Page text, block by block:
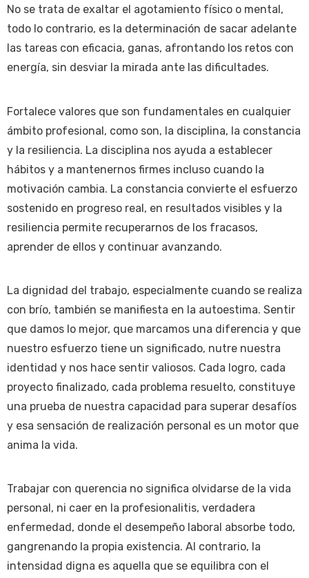
No se trata de exaltar el agotamiento físico o mental,
todo lo contrario, es la determinación de sacar adelante
las tareas con eficacia, ganas, afrontando los retos con
energía, sin desviar la mirada ante las dificultades.
Fortalece valores que son fundamentales en cualquier
ámbito profesional, como son, la disciplina, la constancia
y la resiliencia. La disciplina nos ayuda a establecer
hábitos y a mantenernos firmes incluso cuando la
motivación cambia. La constancia convierte el esfuerzo
sostenido en progreso real, en resultados visibles y la
resiliencia permite recuperarnos de los fracasos,
aprender de ellos y continuar avanzando.
La dignidad del trabajo, especialmente cuando se realiza
con brío, también se manifiesta en la autoestima. Sentir
que damos lo mejor, que marcamos una diferencia y que
nuestro esfuerzo tiene un significado, nutre nuestra
identidad y nos hace sentir valiosos. Cada logro, cada
proyecto finalizado, cada problema resuelto, constituye
una prueba de nuestra capacidad para superar desafíos
y esa sensación de realización personal es un motor que
anima la vida.
Trabajar con querencia no significa olvidarse de la vida
personal, ni caer en la profesionalitis, verdadera
enfermedad, donde el desempeño laboral absorbe todo,
gangrenando la propia existencia. Al contrario, la
intensidad digna es aquella que se equilibra con el